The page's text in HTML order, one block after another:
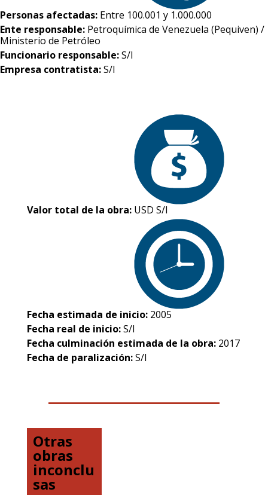
Personas afectadas: Entre 100.001 y 1.000.000
Ente responsable: Petroquímica de Venezuela (Pequiven) /
Ministerio de Petróleo
Funcionario responsable:S/I
Empresa contratista:S/I
Valor total de la obra: USD S/I
Fecha estimada de inicio: 2005
Fecha real de inicio:S/I
Fecha culminación estimada de la obra: 2017
Fecha de paralización:S/I
Otras
obras
inconclu
sas